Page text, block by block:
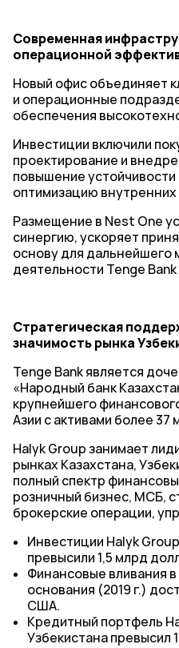
Современная
операционной
Новый офис объединяет
и операционные
обеспечения
Инвестиции включили
проектирование и
повышение
оптимизацию
Размещение в Nest One
синергию, ускоряет
основу для дальнейшего
деятельности Tenge
Стратегическая
значимость рынка
Tenge Bank является
«Народный банк
крупнейшего
Азии с активами более
Halyk Group занимает
рынках Казахстана,
полный спектр
розничный бизнес, МСБ,
брокерские операции,
Инвестиции Halyk
превысили 1,5 млрд
Финансовые вливания
основания (2019 г.)
США.
Кредитный портфель
Узбекистана превысил